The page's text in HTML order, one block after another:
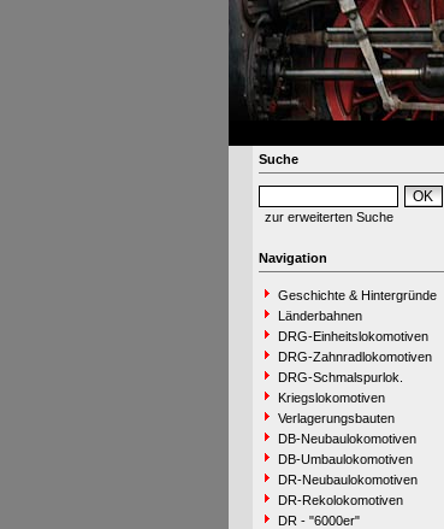
Suche
zur erweiterten Suche
Navigation
Geschichte & Hintergründe
Länderbahnen
DRG-Einheitslokomotiven
DRG-Zahnradlokomotiven
DRG-Schmalspurlok.
Kriegslokomotiven
Verlagerungsbauten
DB-Neubaulokomotiven
DB-Umbaulokomotiven
DR-Neubaulokomotiven
DR-Rekolokomotiven
DR - "6000er"